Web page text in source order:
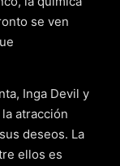
se ven
Inga Devil y
atracción
deseos. La
ellos es